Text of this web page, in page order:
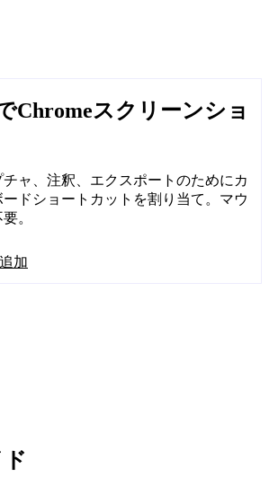
Chromeスクリーンショ
チャ、注釈、エクスポートのためにカ
ードショートカットを割り当て。マウ
。
加